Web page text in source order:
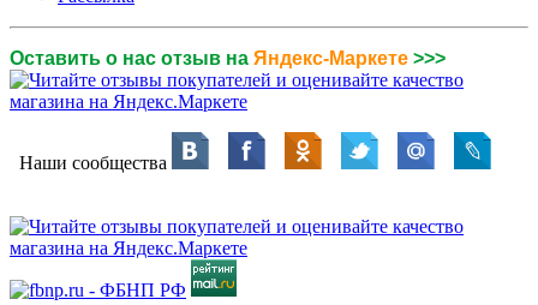
Оставить о нас отзыв на Яндекс-Маркете >>>
Наши сообщества